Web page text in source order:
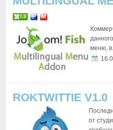
меню,
ROKTWITTIE V1.0
от